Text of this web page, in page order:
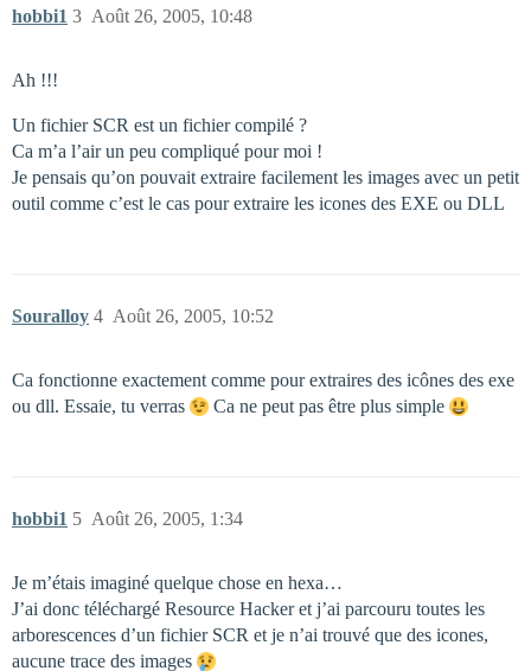
hobbi1 Août 26, 2005, 10:48
3
Ah !!!
Un fichier SCR est un fichier compilé ?
Ca m’a l’air un peu compliqué pour moi !
Je pensais qu’on pouvait extraire facilement les images avec un petit
outil comme c’est le cas pour extraire les icones des EXE ou DLL
Souralloy Août 26, 2005, 10:52
4
Ca fonctionne exactement comme pour extraires des icônes des exe
ou dll. Essaie, tu verras
Ca ne peut pas être plus simple
hobbi1 Août 26, 2005, 1:34
5
Je m’étais imaginé quelque chose en hexa…
J’ai donc téléchargé Resource Hacker et j’ai parcouru toutes les
arborescences d’un fichier SCR et je n’ai trouvé que des icones,
aucune trace des images